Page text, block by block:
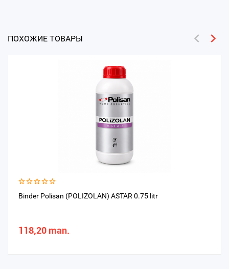
ПОХОЖИЕ ТОВАРЫ
Binder Polisan (POLIZOLAN) ASTAR 0.75 litr
118,20 man.